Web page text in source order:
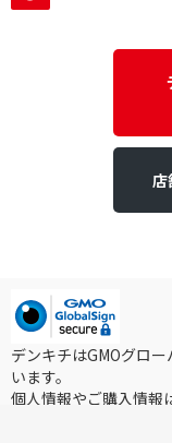
一体型
Bluetooth
SDカード
再生のみ
店
デンキチはGMOグロ
います。
個人情報やご購入情報